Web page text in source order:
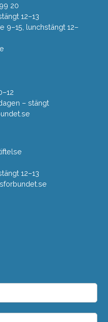
20
12–13
lunchstängt 12–
– stängt
12–13